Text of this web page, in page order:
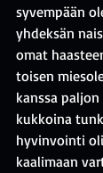
syvempään
yhdeksän
omat
toisen
kanssa
kukkoina
hyvinvointi
kaalimaan